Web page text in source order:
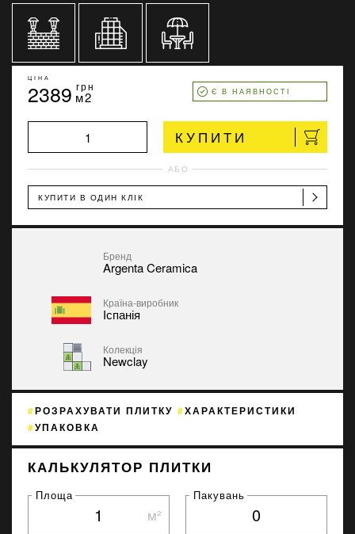
ЦІНА
2389 грн
м2 Є В НАЯВНОСТІ
КУПИТИ
АБО
КУПИТИ В ОДИН КЛІК
Бренд
Argenta Ceramica
Країна-виробник
Іспанія
Колекція
Newclay
РОЗРАХУВАТИ ПЛИТКУ
ХАРАКТЕРИСТИКИ
УПАКОВКА
КАЛЬКУЛЯТОР ПЛИТКИ
Площа
м²
Пакувань